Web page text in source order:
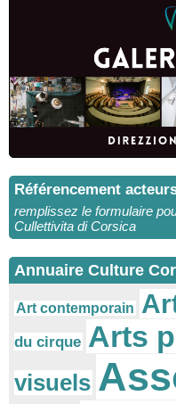
Référencement
remplissez le formulaire
Cullettivita di Corsica
Annuaire Culture
Art contemporain
du cirque Arts
visuels